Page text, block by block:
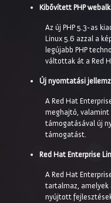
Kibővített PHP
Az új PHP 5.3-as
Linux 5.6 azzal a
legújabb PHP
váltottak át a Red
Új nyomtatási
A Red Hat
meghajtó, valamint
támogatásával új
támogatást.
Red Hat Enterprise
A Red Hat
tartalmaz, amelyek
nyújtott